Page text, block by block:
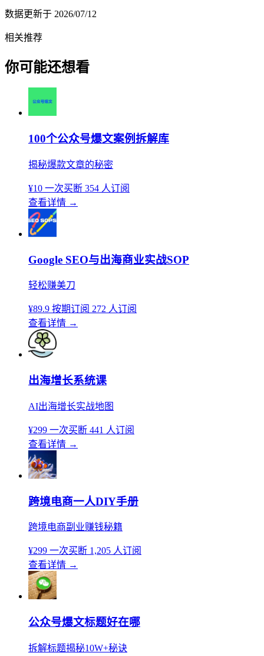
数据更新于 2026/07/12
相关推荐
你可能还想看
100个公众号爆文案例拆解库
揭秘爆款文章的秘密
¥10 一次买断 354 人订阅
查看详情 →
Google SEO与出海商业实战SOP
轻松赚美刀
¥89.9 按期订阅 272 人订阅
查看详情 →
出海增长系统课
AI出海增长实战地图
¥299 一次买断 441 人订阅
查看详情 →
跨境电商一人DIY手册
跨境电商副业赚钱秘籍
¥299 一次买断 1,205 人订阅
查看详情 →
公众号爆文标题好在哪
拆解标题揭秘10W+秘诀